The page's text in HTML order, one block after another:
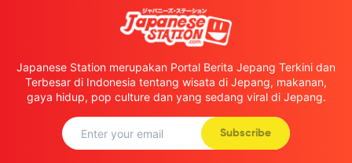
Japanese Station merupakan Portal Berita Jepang Terkini dan
Terbesar di Indonesia tentang wisata di Jepang, makanan,
gaya hidup, pop culture dan yang sedang viral di Jepang.
Subscribe